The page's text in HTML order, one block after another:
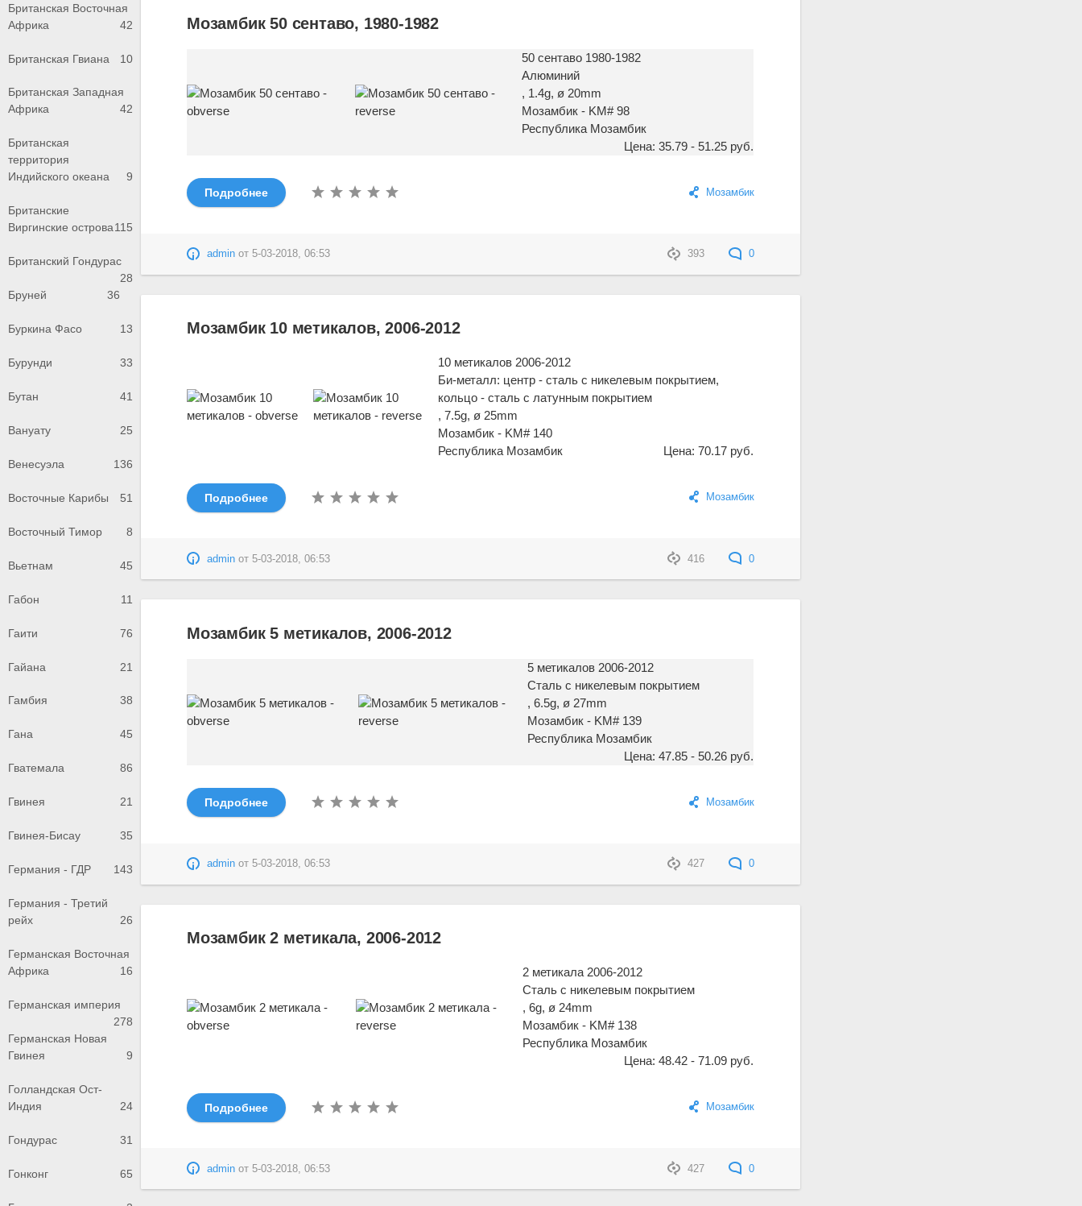
Британская Восточная
Африка
42
Британская Гвиана 10
Британская Западная
Африка
42
Британская
территория
Индийского океана
9
Британские
Виргинские острова115
Британский Гондурас
28
Бруней
36
Буркина Фасо 13
Бурунди 33
Бутан 41
Вануату 25
Венесуэла 136
Восточные Карибы 51
Восточный Тимор 8
Вьетнам 45
Габон 11
Гаити 76
Гайана 21
Гамбия 38
Гана 45
Гватемала 86
Гвинея 21
Гвинея-Бисау 35
Германия - ГДР 143
Германия - Третий
рейх
26
Германская Восточная
Африка
16
Германская империя
278
Германская Новая
Гвинея
9
Голландская Ост-
Индия
24
Гондурас 31
Гонконг 65
Мозамбик 50 сентаво, 1980-1982
50 сентаво 1980-1982
Алюминий
, 1.4g, ø 20mm
Мозамбик - KM# 98
Республика Мозамбик
Цена: 35.79 - 51.25 руб.
Мозамбик
Подробнее
393 0
admin от5-03-2018, 06:53
Мозамбик 10 метикалов, 2006-2012
10 метикалов 2006-2012
Би-металл: центр - сталь с никелевым покрытием,
кольцо - сталь с латунным покрытием
, 7.5g, ø 25mm
Мозамбик - KM# 140
Республика Мозамбик
Цена: 70.17 руб.
Мозамбик
Подробнее
416 0
admin от5-03-2018, 06:53
Мозамбик 5 метикалов, 2006-2012
5 метикалов 2006-2012
Сталь с никелевым покрытием
, 6.5g, ø 27mm
Мозамбик - KM# 139
Республика Мозамбик
Цена: 47.85 - 50.26 руб.
Мозамбик
Подробнее
427 0
admin от5-03-2018, 06:53
Мозамбик 2 метикала, 2006-2012
2 метикала 2006-2012
Сталь с никелевым покрытием
, 6g, ø 24mm
Мозамбик - KM# 138
Республика Мозамбик
Цена: 48.42 - 71.09 руб.
Мозамбик
Подробнее
427 0
admin от5-03-2018, 06:53